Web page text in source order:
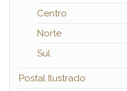
Centro
Norte
Sul
Postal Ilustrado